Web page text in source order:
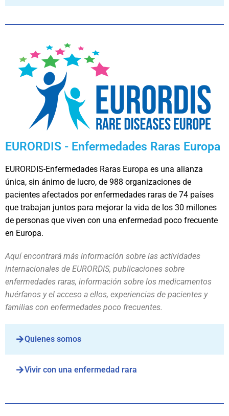
EURORDIS - Enfermedades Raras Europa
EURORDIS-Enfermedades Raras Europa es una alianza
única, sin ánimo de lucro, de 988 organizaciones de
pacientes afectados por enfermedades raras de 74 países
que trabajan juntos para mejorar la vida de los 30 millones
de personas que viven con una enfermedad poco frecuente
en Europa.
Aquí encontrará más información sobre las actividades
internacionales de EURORDIS, publicaciones sobre
enfermedades raras, información sobre los medicamentos
huérfanos y el acceso a ellos, experiencias de pacientes y
familias con enfermedades poco frecuentes.
Quienes somos
Vivir con una enfermedad rara